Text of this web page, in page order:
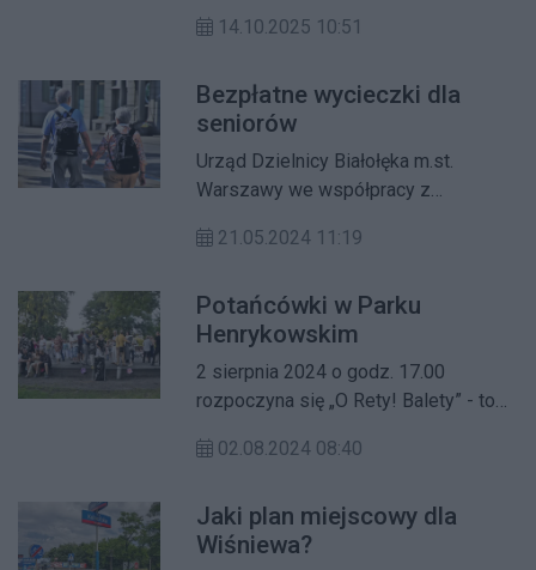
Głębockiej zamieni się w taneczną
Moves 2025, ogólnopolskiego
festiwalu kultury hip-hop, który
połączy warsztaty, muzykę i
prawdziwego ducha ulicy.
14.10.2025 10:51
Bezpłatne wycieczki dla
seniorów
Urząd Dzielnicy Białołęka m.st.
Warszawy we współpracy z
organizuje 6 nieodpłatnych wycieczek
21.05.2024 11:19
Potańcówki w Parku
Henrykowskim
2 sierpnia 2024 o godz. 17.00
rozpoczyna się „O Rety! Balety” - to
02.08.2024 08:40
Jaki plan miejscowy dla
Wiśniewa?